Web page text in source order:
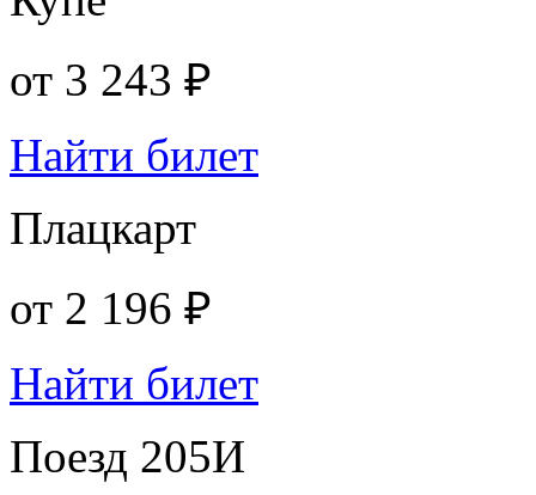
от 3 243 ₽
Найти билет
Плацкарт
от 2 196 ₽
Найти билет
Поезд 205И